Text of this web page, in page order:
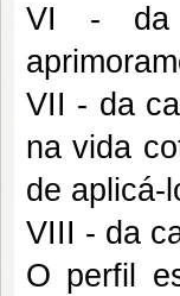
VI - da
VII - da
na vida
de aplicá-
VIII - da
O perfil